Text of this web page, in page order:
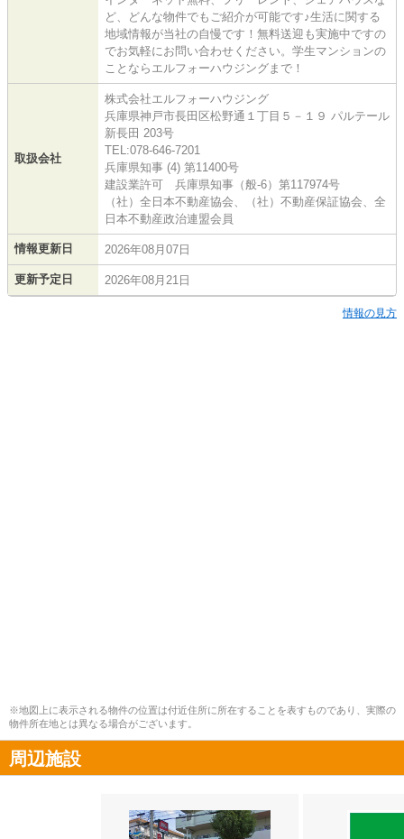
ど、どんな物件でもご紹介が可能です♪生活に関する
地域情報が当社の自慢です！無料送迎も実施中ですの
でお気軽にお問い合わせください。学生マンションの
ことならエルフォーハウジングまで！
取扱会社
株式会社エルフォーハウジング
兵庫県神戸市長田区松野通１丁目５－１９ パルテール
新長田 203号
TEL:078-646-7201
兵庫県知事 (4) 第11400号
建設業許可 兵庫県知事（般-6）第117974号
（社）全日本不動産協会、（社）不動産保証協会、全
日本不動産政治連盟会員
情報更新日 2026年08月07日
更新予定日 2026年08月21日
情報の見方
※地図上に表示される物件の位置は付近住所に所在することを表すものであり、実際の
物件所在地とは異なる場合がございます。
周辺施設